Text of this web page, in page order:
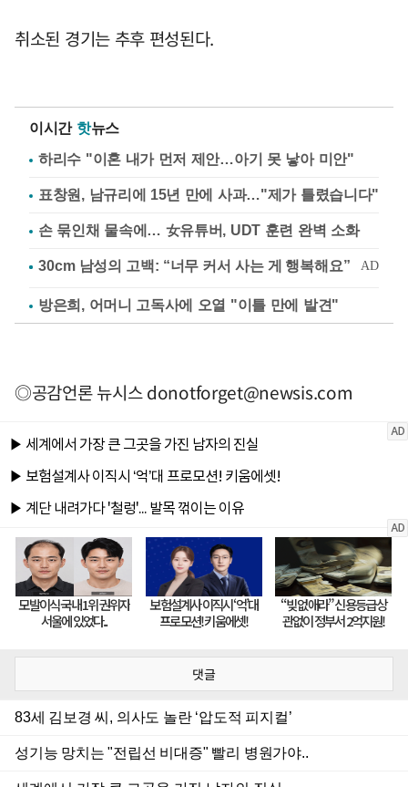
취소된 경기는 추후 편성된다.
이시간 핫뉴스
하리수 "이혼 내가 먼저 제안…아기 못 낳아 미안"
표창원, 남규리에 15년 만에 사과…"제가 틀렸습니다"
손 묶인채 물속에… 女유튜버, UDT 훈련 완벽 소화
방은희, 어머니 고독사에 오열 "이틀 만에 발견"
◎공감언론 뉴시스donotforget@newsis.com
댓글